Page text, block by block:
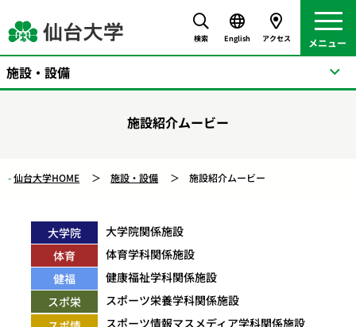
検索 English アクセス
施設紹介ムービー
仙台大学HOME 施設・設備 施設紹介ムービー
大学院
大学院関係施設
体育
体育学科関係施設
健福
健康福祉学科関係施設
スポ栄
スポーツ栄養学科関係施設
スポーツ情報マスメディア学科関係施設
施設・設備